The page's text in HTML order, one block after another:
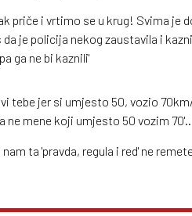
priče i vrtimo se u krug! Svima je
je policija nekog zaustavila i
ga ne bi kaznili'
tebe jer si umjesto 50, vozio
ne mene koji umjesto 50 vozim 70'..
ta 'pravda, regula i red' ne